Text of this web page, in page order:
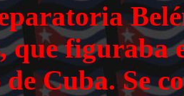
que figuraba
de Cuba. Se